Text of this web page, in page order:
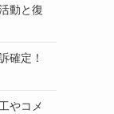
動と復
確定！
やコメ